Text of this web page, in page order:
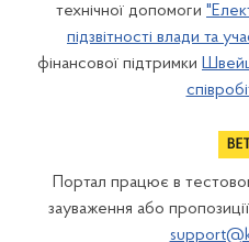
технічної допомоги
підзвітності влади та
фінансової підтримки
Портал працює в
зауваження або